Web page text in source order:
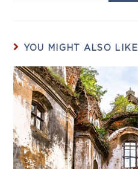
YOU MIGHT ALSO LIKE